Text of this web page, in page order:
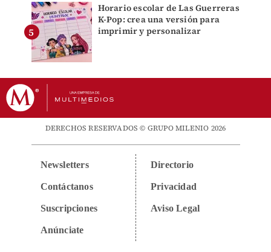
Horario escolar de Las Guerreras
K-Pop: crea una versión para
imprimir y personalizar
DERECHOS RESERVADOS © GRUPO MILENIO 2026
Newsletters
Contáctanos
Suscripciones
Anúnciate
Directorio
Privacidad
Aviso Legal